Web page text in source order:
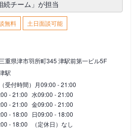
続チーム」が担当
無料
土日面談可能
三重県津市羽所町345 津駅前第一ビル5F
駅
（受付時間） 月09:00 - 21:00
- 21:00 水09:00 - 21:00
- 21:00 金09:00 - 21:00
- 18:00 日09:00 - 18:00
- 18:00 （定休日）なし